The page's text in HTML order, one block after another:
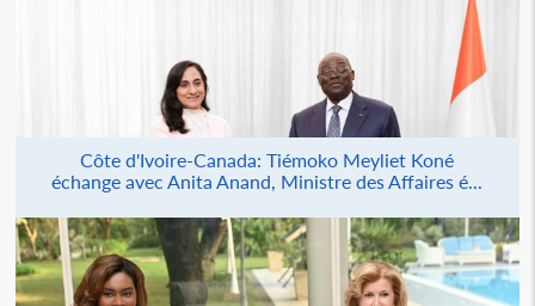
Côte d'Ivoire-Canada: Tiémoko Meyliet Koné
échange avec Anita Anand, Ministre des Affaires é...